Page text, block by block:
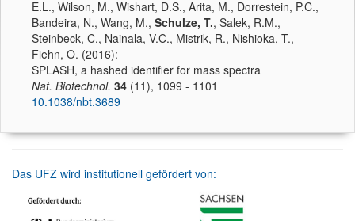
E.L., Wilson, M., Wishart, D.S., Arita, M., Dorrestein, P.C.,
Bandeira, N., Wang, M., Schulze, T., Salek, R.M.,
Steinbeck, C., Nainala, V.C., Mistrik, R., Nishioka, T.,
Fiehn, O. (2016):
SPLASH, a hashed identifier for mass spectra
Nat. Biotechnol. 34 (11), 1099 - 1101
10.1038/nbt.3689
Das UFZ wird institutionell gefördert von: